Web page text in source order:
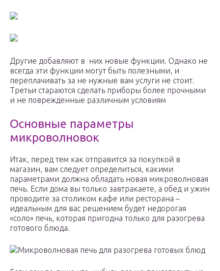
Другие добавляют в них новые функции. Однако не
всегда эти функции могут быть полезными, и
переплачивать за не нужные вам услуги не стоит.
Третьи стараются сделать приборы более прочными
и не поврежденные различным условиям
Основные параметры
микроволновок
Итак, перед тем как отправится за покупкой в
магазин, вам следует определиться, какими
параметрами должна обладать новая микроволновая
печь. Если дома вы только завтракаете, а обед и ужин
проводите за столиком кафе или ресторана –
идеальным для вас решением будет недорогая
«соло» печь, которая пригодна только для разогрева
готового блюда.
Микроволновая печь для разогрева готовых блюд